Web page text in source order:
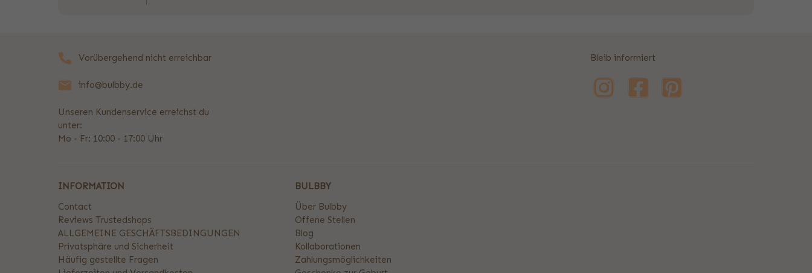
Vorübergehend nicht erreichbar
info@bulbby.de
Unseren Kundenservice erreichst du
unter:
Mo - Fr: 10:00 - 17:00 Uhr
Bleib informiert
INFORMATION
Contact
Reviews Trustedshops
ALLGEMEINE GESCHÄFTSBEDINGUNGEN
Privatsphäre und Sicherheit
Häufig gestellte Fragen
BULBBY
Über Bulbby
Offene Stellen
Blog
Kollaborationen
Zahlungsmöglichkeiten